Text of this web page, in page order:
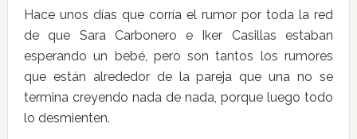
Hace unos días que corría el rumor por toda la red
de que Sara Carbonero e Iker Casillas estaban
esperando un bebé, pero son tantos los rumores
que están alrededor de la pareja que una no se
termina creyendo nada de nada, porque luego todo
lo desmienten.